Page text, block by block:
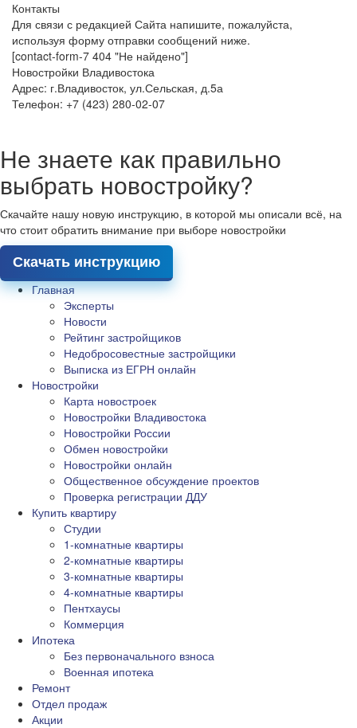
Контакты
Для связи с редакцией Сайта напишите, пожалуйста,
используя форму отправки сообщений ниже.
[contact-form-7 404 "Не найдено"]
Новостройки Владивостока
Адрес: г.Владивосток, ул.Сельская, д.5а
Телефон: +7 (423) 280-02-07
Не знаете как правильно
выбрать новостройку?
Скачайте нашу новую инструкцию, в которой мы описали всё, на
что стоит обратить внимание при выборе новостройки
Скачать инструкцию
Главная
Эксперты
Новости
Рейтинг застройщиков
Недобросовестные застройщики
Выписка из ЕГРН онлайн
Новостройки
Карта новостроек
Новостройки Владивостока
Новостройки России
Обмен новостройки
Новостройки онлайн
Общественное обсуждение проектов
Проверка регистрации ДДУ
Купить квартиру
Студии
1-комнатные квартиры
2-комнатные квартиры
3-комнатные квартиры
4-комнатные квартиры
Пентхаусы
Коммерция
Ипотека
Без первоначального взноса
Военная ипотека
Ремонт
Отдел продаж
Акции